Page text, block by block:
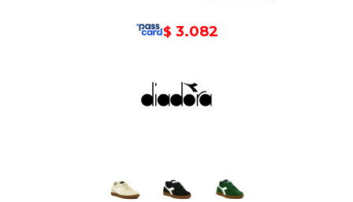
$ 3.082